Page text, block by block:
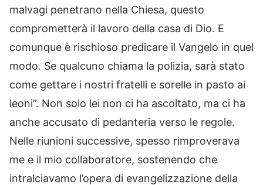
malvagi penetrano nella Chiesa, questo
comprometterà il lavoro della casa di Dio. E
comunque è rischioso predicare il Vangelo in quel
modo. Se qualcuno chiama la polizia, sarà stato
come gettare i nostri fratelli e sorelle in pasto ai
leoni”. Non solo lei non ci ha ascoltato, ma ci ha
anche accusato di pedanteria verso le regole.
Nelle riunioni successive, spesso rimproverava
me e il mio collaboratore, sostenendo che
intralciavamo l’opera di evangelizzazione della